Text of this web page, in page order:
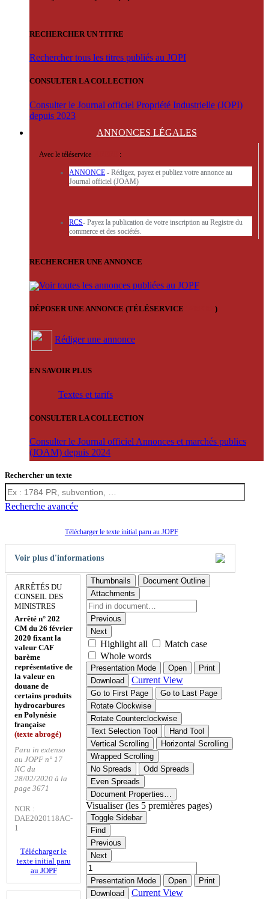
RECHERCHER UN TITRE
Rechercher tous les titres publiés au JOPI
CONSULTER LA COLLECTION
Consulter le Journal officiel Propriété Industrielle (JOPI)
depuis 2023
ANNONCES LÉGALES
Avec le téléservice :
ANNONCE - Rédigez, payez et publiez votre annonce au
Journal officiel (JOAM)
RCS- Payez la publication de votre inscription au Registre du
commerce et des sociétés.
RECHERCHER UNE ANNONCE
Voir toutes les annonces publiées au JOPF
DÉPOSER UNE ANNONCE (TÉLÉSERVICE )
Rédiger une annonce
EN SAVOIR PLUS
Textes et tarifs
CONSULTER LA COLLECTION
Consulter le Journal officiel Annonces et marchés publics
(JOAM) depuis 2024
Rechercher un texte
Recherche avancée
Télécharger le texte initial paru au JOPF
Voir plus d'informations
ARRÊTÉS DU
CONSEIL DES
MINISTRES
Arrêté n° 202
CM du 26 février
2020 fixant la
valeur CAF
barème
représentative de
la valeur en
douane de
certains produits
hydrocarbures
en Polynésie
française
(texte abrogé)
Paru in extenso
au JOPF n° 17
NC du
28/02/2020 à la
page 3671
NOR :
DAE2020118AC-
1
Télécharger le
texte initial paru
au JOPF
Thumbnails
Document Outline
Attachments
Previous
Next
Highlight all
Match case
Whole words
Presentation Mode Open
Print
Download
Current View
Go to First Page
Go to Last Page
Rotate Clockwise
Rotate Counterclockwise
Text Selection Tool
Hand Tool
Vertical Scrolling
Horizontal Scrolling
Wrapped Scrolling
No Spreads
Odd Spreads
Even Spreads
Document Properties…
Visualiser (les 5 premières pages)
Toggle Sidebar
Find
Previous
Next
Presentation Mode Open
Print
Download
Current View